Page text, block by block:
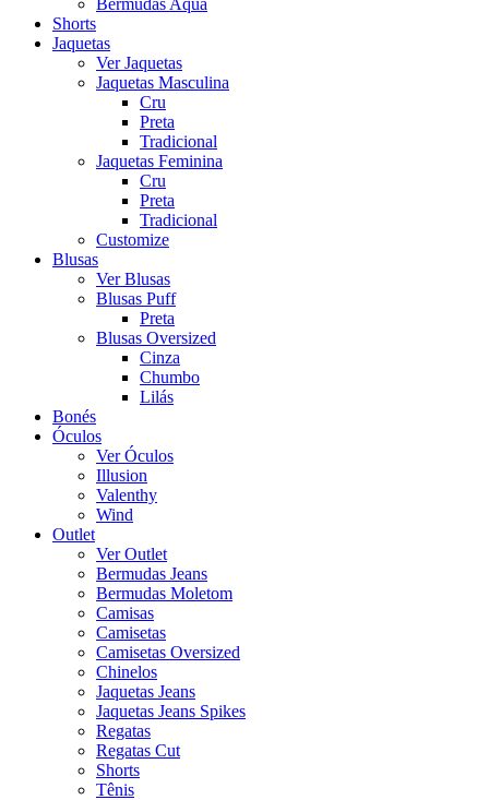
Bermudas Aqua
Shorts
Jaquetas
Ver Jaquetas
Jaquetas Masculina
Cru
Preta
Tradicional
Jaquetas Feminina
Cru
Preta
Tradicional
Customize
Blusas
Ver Blusas
Blusas Puff
Preta
Blusas Oversized
Cinza
Chumbo
Lilás
Bonés
Óculos
Ver Óculos
Illusion
Valenthy
Wind
Outlet
Ver Outlet
Bermudas Jeans
Bermudas Moletom
Camisas
Camisetas
Camisetas Oversized
Chinelos
Jaquetas Jeans
Jaquetas Jeans Spikes
Regatas
Regatas Cut
Shorts
Tênis